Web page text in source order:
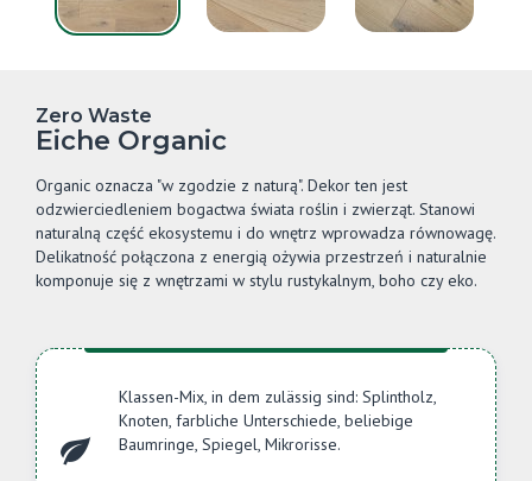
Zero Waste
Eiche Organic
Organic oznacza "w zgodzie z naturą". Dekor ten jest
odzwierciedleniem bogactwa świata roślin i zwierząt. Stanowi
naturalną część ekosystemu i do wnętrz wprowadza równowagę.
Delikatność połączona z energią ożywia przestrzeń i naturalnie
komponuje się z wnętrzami w stylu rustykalnym, boho czy eko.
Klassen-Mix, in dem zulässig sind: Splintholz,
Knoten, farbliche Unterschiede, beliebige
Baumringe, Spiegel, Mikrorisse.